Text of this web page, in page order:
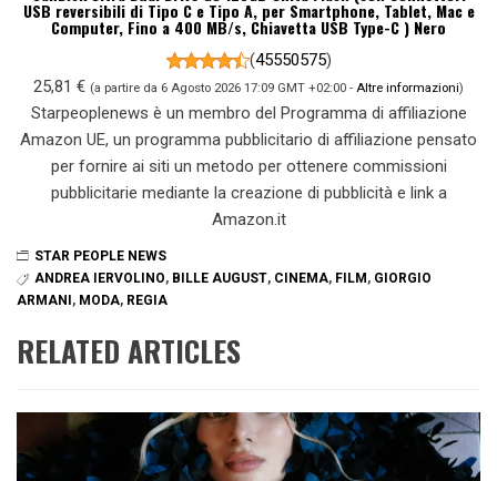
USB reversibili di Tipo C e Tipo A, per Smartphone, Tablet, Mac e
Computer, Fino a 400 MB/s, Chiavetta USB Type-C ) Nero
(45550575)
25,81 € (a partire da 6 Agosto 2026 17:09 GMT +02:00 - Altre informazioni)
Starpeoplenews è un membro del Programma di affiliazione
Amazon UE, un programma pubblicitario di affiliazione pensato
per fornire ai siti un metodo per ottenere commissioni
pubblicitarie mediante la creazione di pubblicità e link a
Amazon.it
STAR PEOPLE NEWS
ANDREA IERVOLINO, BILLE AUGUST, CINEMA, FILM , GIORGIO
ARMANI, MODA, REGIA
RELATED ARTICLES